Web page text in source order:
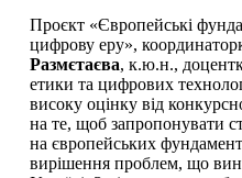
Проєкт «Європейські
цифрову еру»,
Размєтаєва, к.ю.н.,
етики та цифрових
високу оцінку від
на те, щоб запропонувати
на європейських
вирішення проблем, що